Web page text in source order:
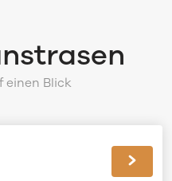
einen Blick